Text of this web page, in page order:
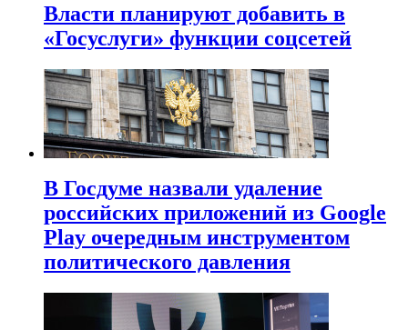
Власти планируют добавить в
«Госуслуги» функции соцсетей
В Госдуме назвали удаление
российских приложений из Google
Play очередным инструментом
политического давления